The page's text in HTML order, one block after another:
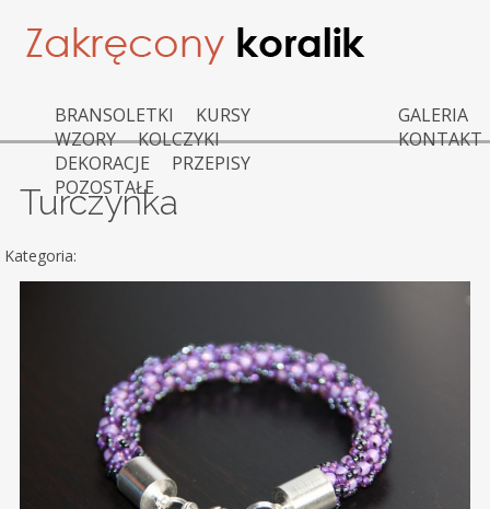
BRANSOLETKI
KURSY
WZORY
KOLCZYKI
DEKORACJE
PRZEPISY
POZOSTAŁE
GALERIA
KONTAKT
Turczynka
Kategoria: